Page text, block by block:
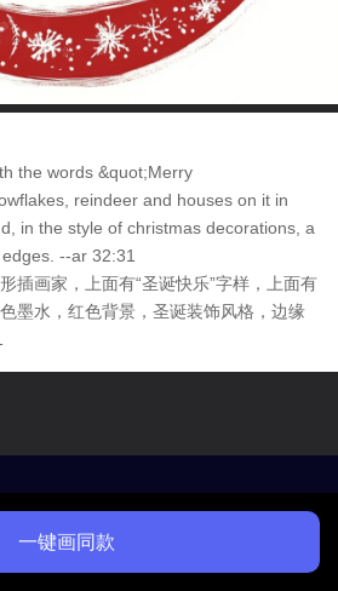
the words &quot;Merry
reindeer and houses on it in
in the style of christmas decorations, a
--ar 32:31
插画家，上面有“圣诞快乐”字样，上面有
墨水，红色背景，圣诞装饰风格，边缘
一键画同款